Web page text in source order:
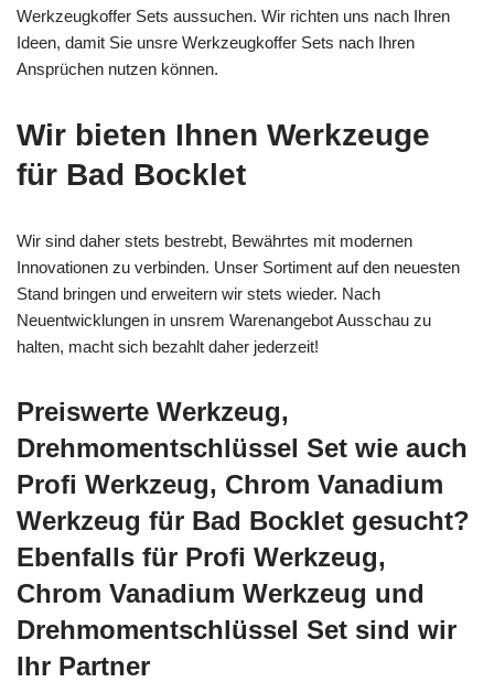
Werkzeugkoffer Sets aussuchen. Wir richten uns nach Ihren
Ideen, damit Sie unsre Werkzeugkoffer Sets nach Ihren
Ansprüchen nutzen können.
Wir bieten Ihnen Werkzeuge
für Bad Bocklet
Wir sind daher stets bestrebt, Bewährtes mit modernen
Innovationen zu verbinden. Unser Sortiment auf den neuesten
Stand bringen und erweitern wir stets wieder. Nach
Neuentwicklungen in unsrem Warenangebot Ausschau zu
halten, macht sich bezahlt daher jederzeit!
Preiswerte Werkzeug,
Drehmomentschlüssel Set wie auch
Profi Werkzeug, Chrom Vanadium
Werkzeug für Bad Bocklet gesucht?
Ebenfalls für Profi Werkzeug,
Chrom Vanadium Werkzeug und
Drehmomentschlüssel Set sind wir
Ihr Partner